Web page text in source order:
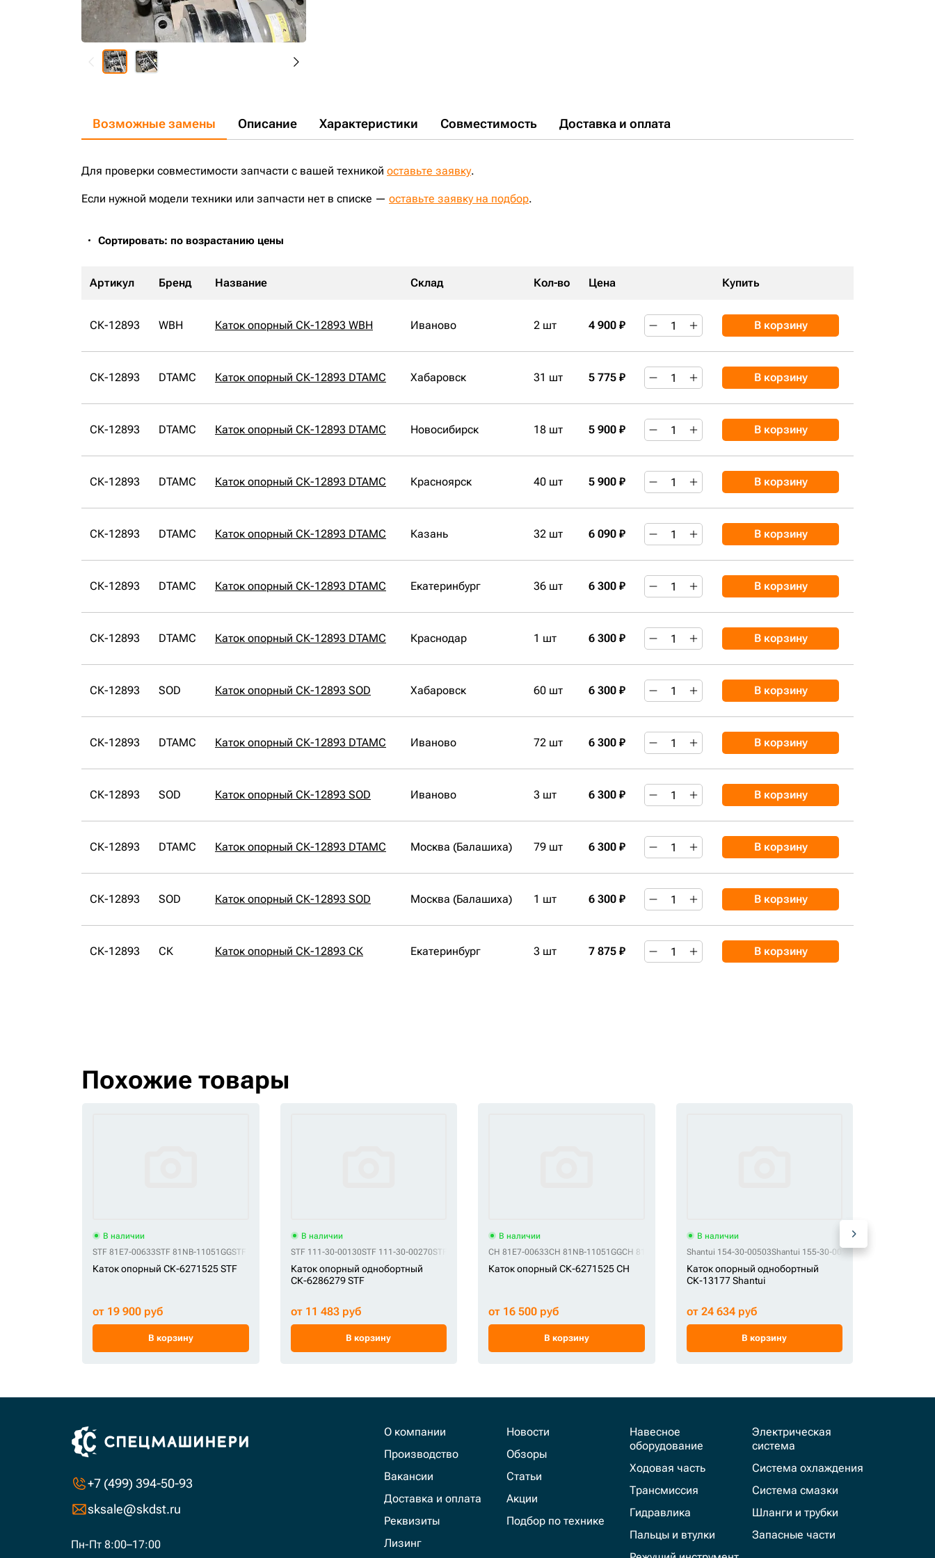
Возможные замены Описание Характеристики Совместимость Доставка и оплата
Для проверки совместимости запчасти с вашей техникой оставьте заявку.
Если нужной модели техники или запчасти нет в списке — оставьте заявку на подбор.
Сортировать: по возрастанию цены
Артикул Бренд Название Склад Кол-во Цена Купить
СК-12893 WBH Каток опорный СК-12893 WBH Иваново 2 шт 4 900 ₽ В корзину
СК-12893 DTAMC Каток опорный СК-12893 DTAMC Хабаровск 31 шт 5 775 ₽ В корзину
СК-12893 DTAMC Каток опорный СК-12893 DTAMC Новосибирск 18 шт 5 900 ₽ В корзину
СК-12893 DTAMC Каток опорный СК-12893 DTAMC Красноярск 40 шт 5 900 ₽ В корзину
СК-12893 DTAMC Каток опорный СК-12893 DTAMC Казань 32 шт 6 090 ₽ В корзину
СК-12893 DTAMC Каток опорный СК-12893 DTAMC Екатеринбург 36 шт 6 300 ₽ В корзину
СК-12893 DTAMC Каток опорный СК-12893 DTAMC Краснодар 1 шт 6 300 ₽ В корзину
СК-12893 SOD Каток опорный СК-12893 SOD Хабаровск 60 шт 6 300 ₽ В корзину
СК-12893 DTAMC Каток опорный СК-12893 DTAMC Иваново 72 шт 6 300 ₽ В корзину
СК-12893 SOD Каток опорный СК-12893 SOD Иваново 3 шт 6 300 ₽ В корзину
СК-12893 DTAMC Каток опорный СК-12893 DTAMC Москва (Балашиха) 79 шт 6 300 ₽ В корзину
СК-12893 SOD Каток опорный СК-12893 SOD Москва (Балашиха) 1 шт 6 300 ₽ В корзину
СК-12893 СК Каток опорный СК-12893 СК Екатеринбург 3 шт 7 875 ₽ В корзину
Похожие товары
В наличии
STF 81E7-00633STF 81NB-11051GGSTF 81QB-11010STF 81QB-11010BGSTF UF210E4E
Каток опорный СК-6271525 STF
от 19 900 руб
В корзину
В наличии
STF 111-30-00130STF 111-30-00270STF 111-30-00271STF 111-30-00272STF 111-30-00273 STF 111-30-00274 STF 113-30-00170STF 113-30-00171
Каток опорный однобортный
СК-6286279 STF
от 11 483 руб
В корзину
В наличии
CH 81E7-00633CH 81NB-11051GGCH 81QB-11010 CH 81QB-11010BGCH UF210E4E
Каток опорный СК-6271525 CH
от 16 500 руб
В корзину
В наличии
Shantui 154-30-00503Shantui 155-30-00120
Каток опорный однобортный
СК-13177 Shantui
от 24 634 руб
В корзину
+7 (499) 394-50-93
sksale@skdst.ru
Пн-Пт 8:00–17:00
О компании
Производство
Вакансии
Доставка и оплата
Реквизиты
Лизинг
Новости
Обзоры
Статьи
Акции
Подбор по технике
Навесное
оборудование
Ходовая часть
Трансмиссия
Гидравлика
Пальцы и втулки
Электрическая
система
Система охлаждения
Система смазки
Шланги и трубки
Запасные части